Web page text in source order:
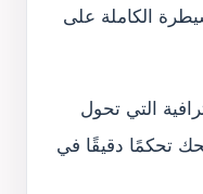
الكاملة على
التي تحول
تحكمًا دقيقًا في